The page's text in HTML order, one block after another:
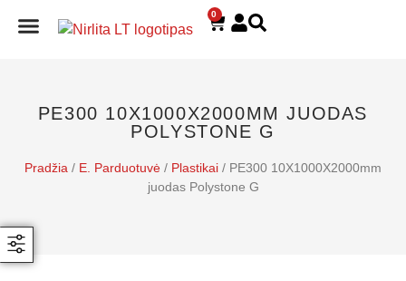
0
PE300 10X1000X2000MM JUODAS
POLYSTONE G
Pradžia / E. Parduotuvė / Plastikai / PE300 10X1000X2000mm
juodas Polystone G